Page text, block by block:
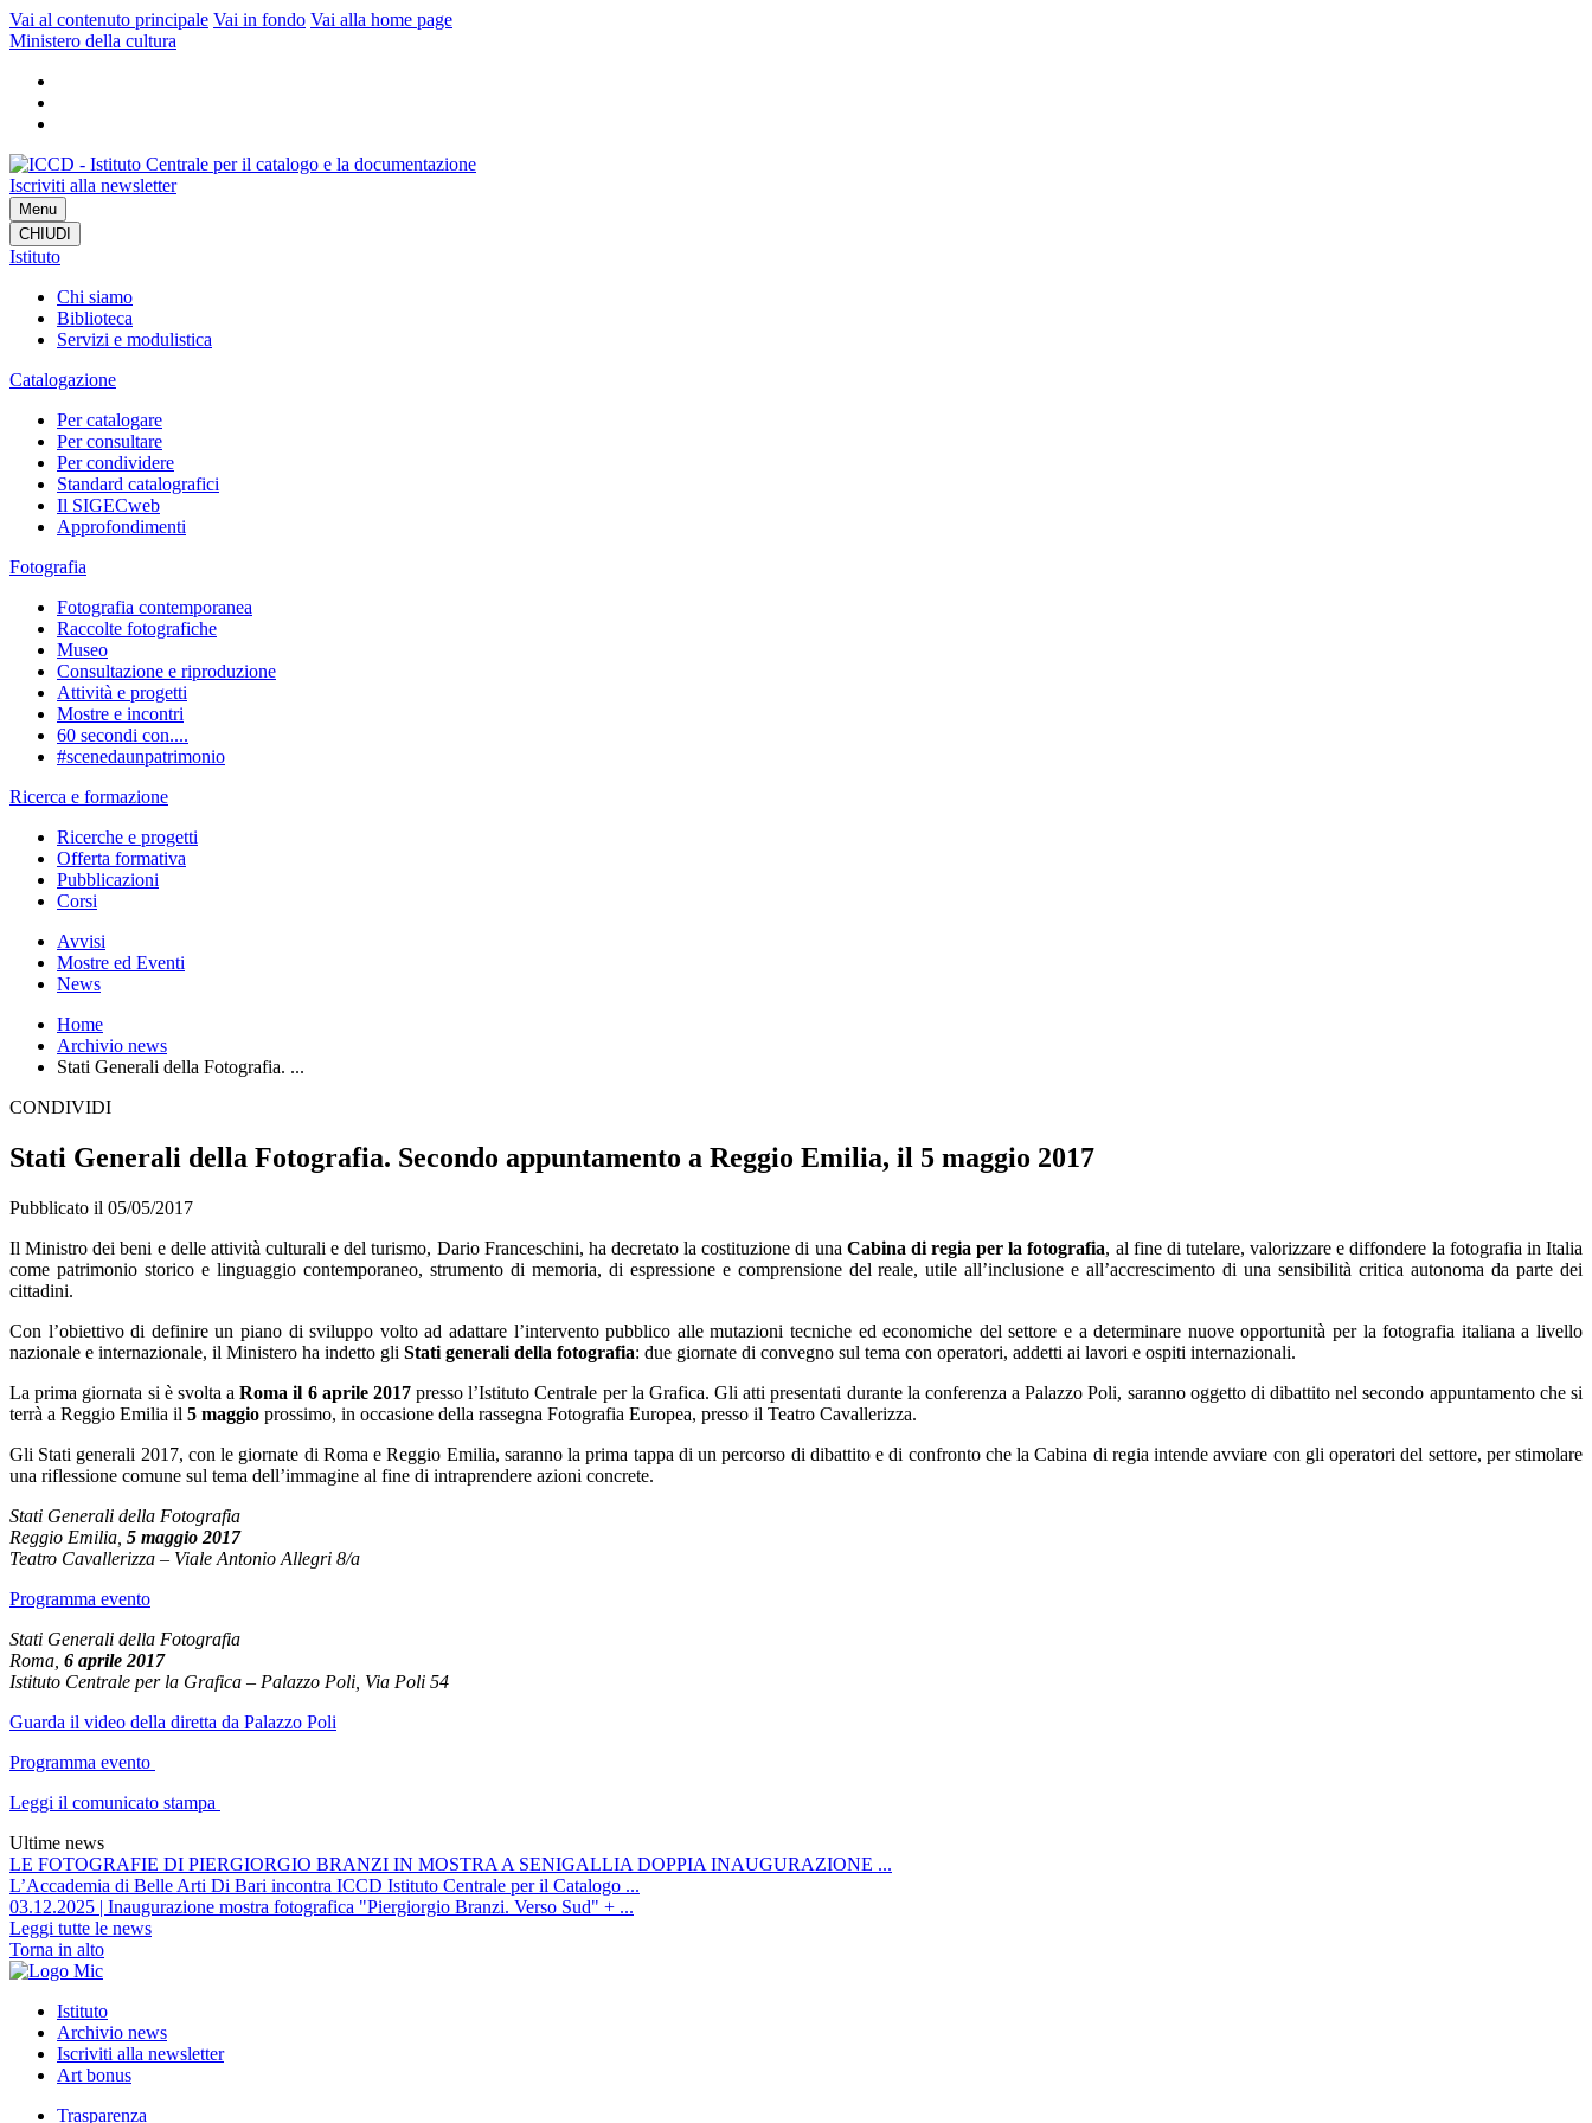
Vai al contenuto principale Vai in fondo Vai alla home page
Ministero della cultura
Iscriviti alla newsletter
Menu
CHIUDI
Istituto
Chi siamo
Biblioteca
Servizi e modulistica
Catalogazione
Per catalogare
Per consultare
Per condividere
Standard catalografici
Il SIGECweb
Approfondimenti
Fotografia
Fotografia contemporanea
Raccolte fotografiche
Museo
Consultazione e riproduzione
Attività e progetti
Mostre e incontri
60 secondi con....
#scenedaunpatrimonio
Ricerca e formazione
Ricerche e progetti
Offerta formativa
Pubblicazioni
Corsi
Avvisi
Mostre ed Eventi
News
Home
Archivio news
Stati Generali della Fotografia. ...
CONDIVIDI
Stati Generali della Fotografia. Secondo appuntamento a Reggio Emilia, il 5 maggio 2017
Pubblicato il 05/05/2017
Il Ministro dei beni e delle attività culturali e del turismo, Dario Franceschini, ha decretato la costituzione di una Cabina di regia per la fotografia, al fine di tutelare, valorizzare e diffondere la fotografia in Italia
come patrimonio storico e linguaggio contemporaneo, strumento di memoria, di espressione e comprensione del reale, utile all’inclusione e all’accrescimento di una sensibilità critica autonoma da parte dei
cittadini.
Con l’obiettivo di definire un piano di sviluppo volto ad adattare l’intervento pubblico alle mutazioni tecniche ed economiche del settore e a determinare nuove opportunità per la fotografia italiana a livello
nazionale e internazionale, il Ministero ha indetto gli Stati generali della fotografia: due giornate di convegno sul tema con operatori, addetti ai lavori e ospiti internazionali.
La prima giornata si è svolta aRoma il 6 aprile 2017presso l’Istituto Centrale per la Grafica. Gli atti presentati durante la conferenza a Palazzo Poli, saranno oggetto di dibattito nel secondo appuntamento che si
terrà a Reggio Emilia il 5 maggio prossimo, in occasione della rassegna Fotografia Europea, presso il Teatro Cavallerizza.
Gli Stati generali 2017, con le giornate di Roma e Reggio Emilia, saranno la prima tappa di un percorso di dibattito e di confronto che la Cabina di regia intende avviare con gli operatori del settore, per stimolare
una riflessione comune sul tema dell’immagine al fine di intraprendere azioni concrete.
Stati Generali della Fotografia
Reggio Emilia, 5 maggio 2017
Teatro Cavallerizza – Viale Antonio Allegri 8/a
Programma evento
Stati Generali della Fotografia
Roma, 6 aprile 2017
Istituto Centrale per la Grafica – Palazzo Poli, Via Poli 54
Guarda il video della diretta da Palazzo Poli
Programma evento
Leggi il comunicato stampa
Ultime news
LE FOTOGRAFIE DI PIERGIORGIO BRANZI IN MOSTRA A SENIGALLIA DOPPIA INAUGURAZIONE ...
L’Accademia di Belle Arti Di Bari incontra ICCD Istituto Centrale per il Catalogo ...
03.12.2025 | Inaugurazione mostra fotografica "Piergiorgio Branzi. Verso Sud" + ...
Leggi tutte le news
Torna in alto
Istituto
Archivio news
Iscriviti alla newsletter
Art bonus
Trasparenza